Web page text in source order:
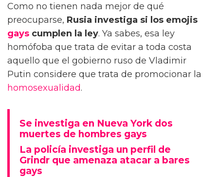
Como no tienen nada mejor de qué
preocuparse, Rusia investiga si los emojis
gays cumplen la ley. Ya sabes, esa ley
homófoba que trata de evitar a toda costa
aquello que el gobierno ruso de Vladimir
Putin considere que trata de promocionar la
homosexualidad.
Se investiga en Nueva York dos
muertes de hombres gays
La policía investiga un perfil de
Grindr que amenaza atacar a bares
gays